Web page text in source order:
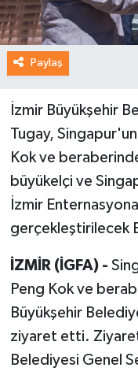
Paylaş
İzmir Büyükşehir
Tugay,
Kok ve
büyükelçi ve
İzmir
gerçekleştirilecek
İZMİR (İGFA) -
Peng Kok ve
Büyükşehir
ziyaret etti.
Belediyesi Genel